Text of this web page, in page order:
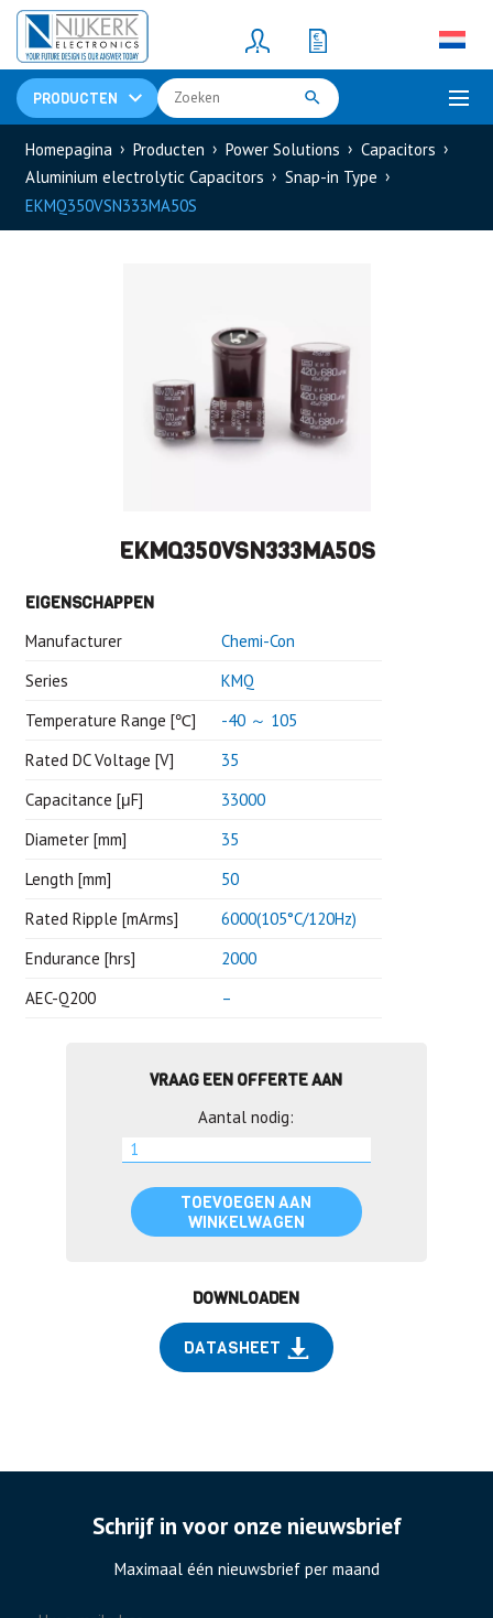
PRODUCTEN
Resistors(781)
Shunt Resistor
Homepagina Producten Power Solutions
Capacitors
Aluminium electrolytic Capacitors
Snap-in Type
EKMQ350VSN333MA50S
EKMQ350VSN333MA50S
EIGENSCHAPPEN
Manufacturer
Chemi-Con
Series
KMQ
Temperature Range [℃]
-40 ～ 105
Rated DC Voltage [V]
35
Capacitance [μF]
33000
Diameter [mm]
35
Length [mm]
50
Rated Ripple [mArms]
6000(105°C/120Hz)
Endurance [hrs]
2000
AEC-Q200
–
VRAAG EEN OFFERTE AAN
Aantal nodig:
TOEVOEGEN AAN
WINKELWAGEN
DOWNLOADEN
DATASHEET
Schrijf in voor onze nieuwsbrief
Maximaal één nieuwsbrief per maand